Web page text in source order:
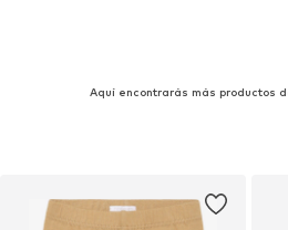
Aquí encontrarás más productos